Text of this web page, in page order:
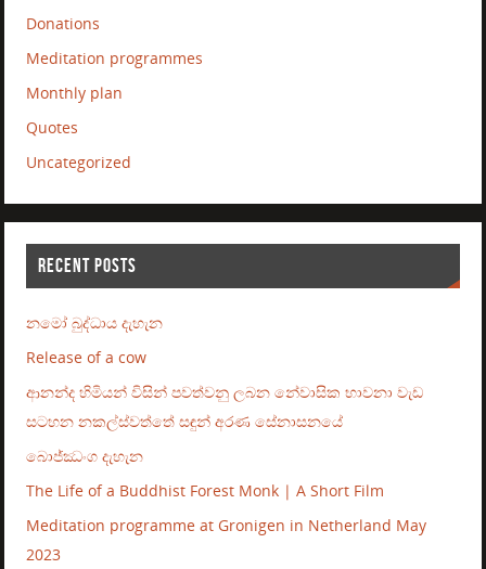
Donations
Meditation programmes
Monthly plan
Quotes
Uncategorized
RECENT POSTS
නමෝ බුද්ධාය දැහැන
Release of a cow
ආනන්ද හිමියන් විසින් පවත්වනු ලබන නේවාසික භාවනා වැඩ
සටහන නකල්ස්වත්තේ සඳුන් අරණ සේනාසනයේ
බොජ්ඣංග දැහැන
The Life of a Buddhist Forest Monk | A Short Film
Meditation programme at Gronigen in Netherland May
2023